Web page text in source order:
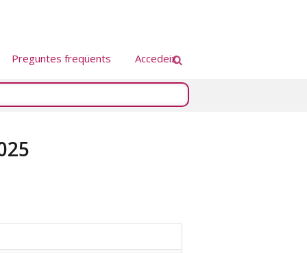
Preguntes freqüents Accedeix